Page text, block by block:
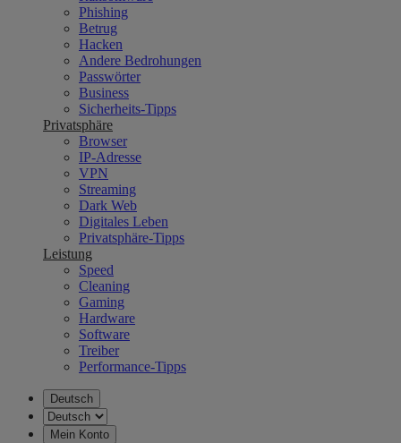
Phishing
Betrug
Hacken
Andere Bedrohungen
Passwörter
Business
Sicherheits-Tipps
Privatsphäre
Browser
IP-Adresse
VPN
Streaming
Dark Web
Digitales Leben
Privatsphäre-Tipps
Leistung
Speed
Cleaning
Gaming
Hardware
Software
Treiber
Performance-Tipps
Deutsch
Mein Konto